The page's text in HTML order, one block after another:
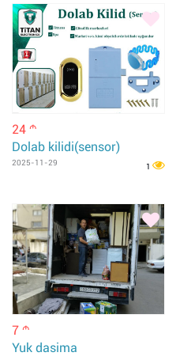
24 m
Dolab kilidi(sensor)
2025-11-29 1
7 m
Yuk dasima